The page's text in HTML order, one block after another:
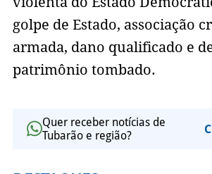
golpe de Estado, associação
armada, dano qualificado e
patrimônio tombado.
Quer receber notícias de
Tubarão e região?